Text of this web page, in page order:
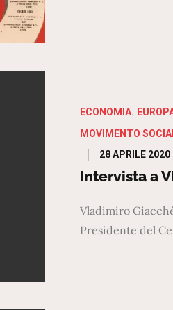
ECONOMIA
MOVIMENTO
Posted
on
28 APRILE 2020
Intervista a
Vladimiro
Presidente del